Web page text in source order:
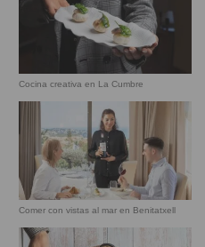
Cocina creativa en La Cumbre
Comer con vistas al mar en Benitatxell